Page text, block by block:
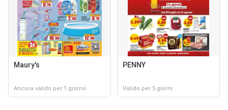
Maury's
Ancora valido per 1 giorno
PENNY
Valido per 5 giorni